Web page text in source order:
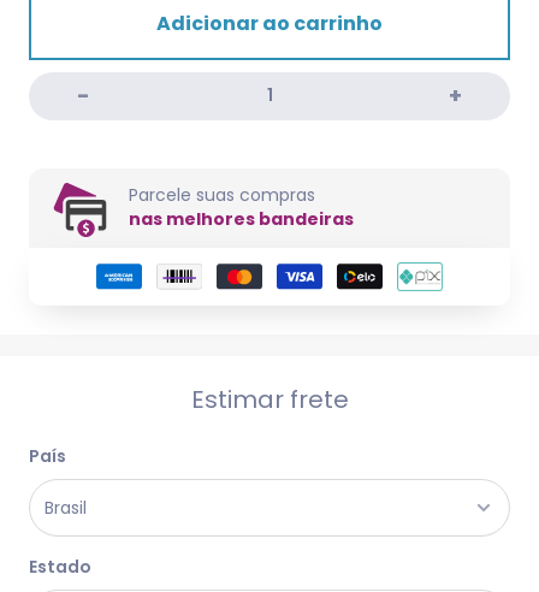
Adicionar ao carrinho
Parcele suas compras
nas melhores bandeiras
Estimar frete
País
Estado